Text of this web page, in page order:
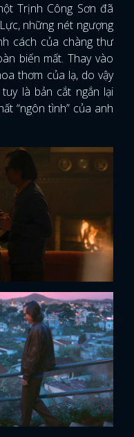
Trịnh Công Sơn đã
những nét ngượng
cách của chàng thư
biến mất. Thay vào
thơm của lạ, do vậy
tuy là bản cắt ngắn lại
“ngôn tình” của anh